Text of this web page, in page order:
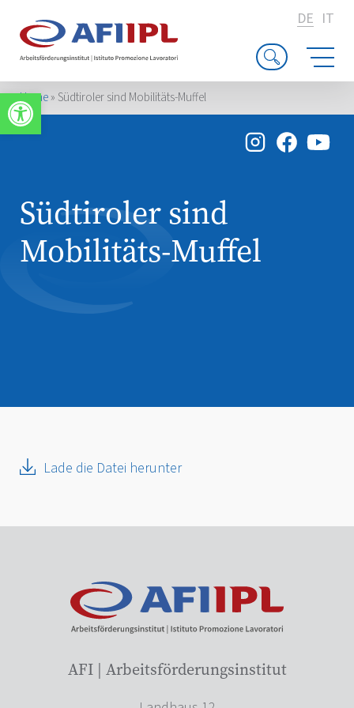
Werkzeugleiste öffnen
DE IT
Home»Südtiroler sind Mobilitäts-Muffel
Südtiroler sind
Mobilitäts-Muffel
Lade die Datei herunter
AFI | Arbeitsförderungsinstitut